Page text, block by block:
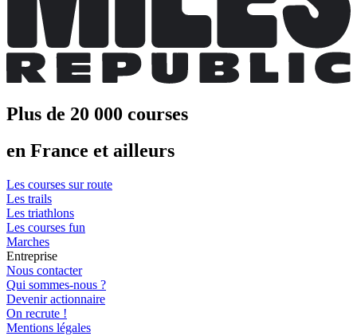
Plus de 20 000 courses
en France et ailleurs
Les courses sur route
Les trails
Les triathlons
Les courses fun
Marches
Entreprise
Nous contacter
Qui sommes-nous ?
Devenir actionnaire
On recrute !
Mentions légales